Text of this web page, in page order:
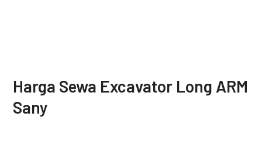
Harga Sewa Excavator Long ARM
Sany